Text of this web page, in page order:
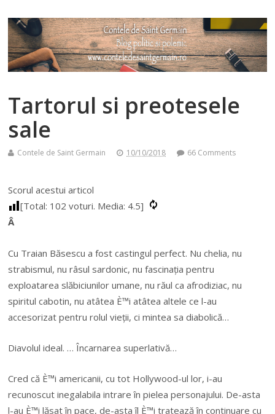
Tartorul si preotesele
sale
Contele de Saint Germain 10/10/2018 66 Comments
Scorul acestui articol
[Total: 102 voturi. Media: 4.5]
Â
Cu Traian Băsescu a fost castingul perfect. Nu chelia, nu
strabismul, nu râsul sardonic, nu fascinația pentru
exploatarea slăbiciunilor umane, nu răul ca afrodiziac, nu
spiritul cabotin, nu atâtea È™i atâtea altele ce l-au
accesorizat pentru rolul vieții, ci mintea sa diabolică…
Diavolul ideal. … Încarnarea superlativă…
Cred că È™i americanii, cu tot Hollywood-ul lor, i-au
recunoscut inegalabila intrare în pielea personajului. De-asta
l-au È™i lăsat în pace, de-asta îl È™i tratează în continuare cu